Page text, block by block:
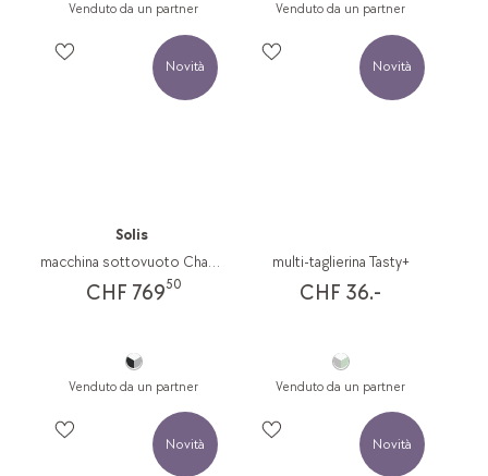
Venduto da un partner Venduto da un partner
Novità
Solis
macchina sottovuoto Chamber Vac Pro
CHF 76950
Venduto da un partner
Novità
multi-taglierina Tasty+
CHF 36.-
Venduto da un partner
Novità Novità